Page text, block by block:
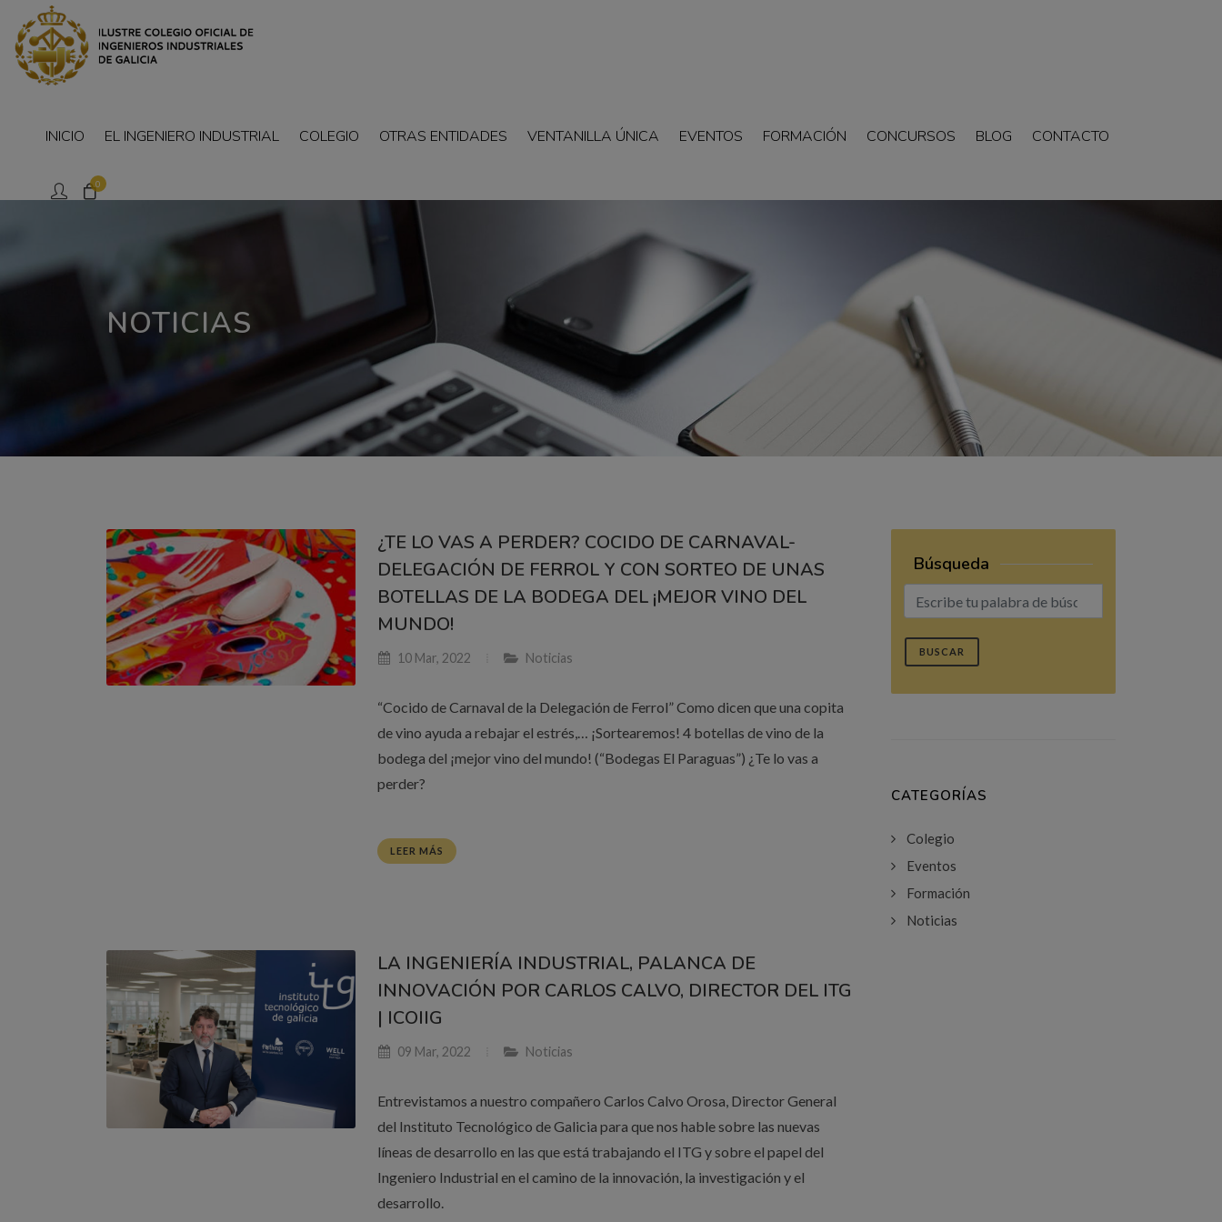
0
INICIO EL INGENIERO INDUSTRIAL COLEGIO OTRAS ENTIDADES VENTANILLA ÚNICA EVENTOS FORMACIÓN CONCURSOS BLOG CONTACTO
NOTICIAS
¿TE LO VAS A PERDER? COCIDO DE CARNAVAL-
DELEGACIÓN DE FERROL Y CON SORTEO DE UNAS
BOTELLAS DE LA BODEGA DEL ¡MEJOR VINO DEL
MUNDO!
10 Mar, 2022 Noticias
“Cocido de Carnaval de la Delegación de Ferrol” Como dicen que una copita
de vino ayuda a rebajar el estrés,… ¡Sortearemos! 4 botellas de vino de la
bodega del ¡mejor vino del mundo! (“Bodegas El Paraguas”) ¿Te lo vas a
perder?
LEER MÁS
LA INGENIERÍA INDUSTRIAL, PALANCA DE
INNOVACIÓN POR CARLOS CALVO, DIRECTOR DEL ITG
| ICOIIG
09 Mar, 2022 Noticias
Entrevistamos a nuestro compañero Carlos Calvo Orosa, Director General
del Instituto Tecnológico de Galicia para que nos hable sobre las nuevas
líneas de desarrollo en las que está trabajando el ITG y sobre el papel del
Ingeniero Industrial en el camino de la innovación, la investigación y el
desarrollo.
Búsqueda
BUSCAR
CATEGORÍAS
Colegio
Eventos
Formación
Noticias